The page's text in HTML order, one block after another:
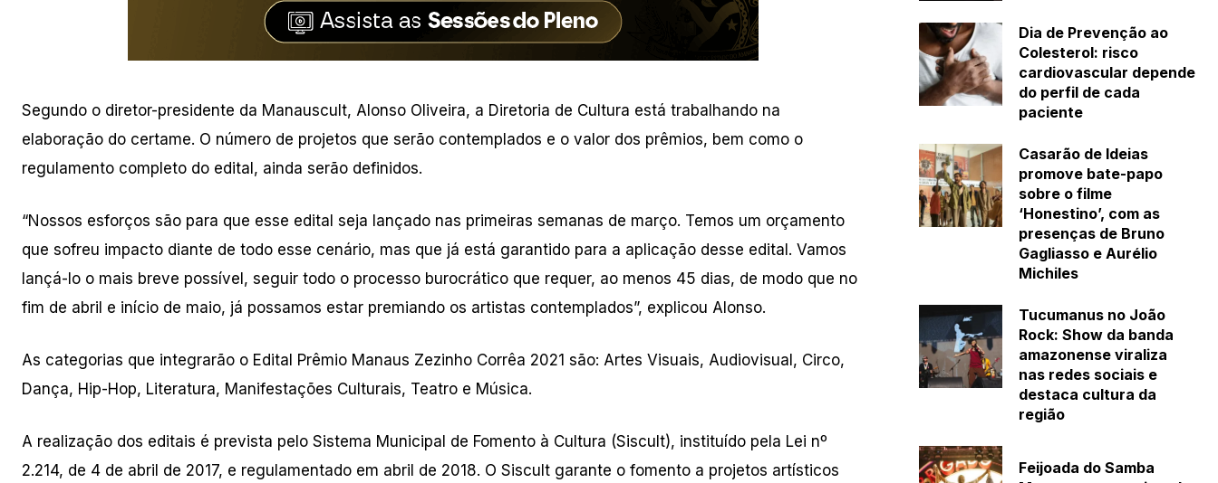
Segundo o diretor-presidente da Manauscult, Alonso Oliveira, a Diretoria de Cultura está trabalhando na
elaboração do certame. O número de projetos que serão contemplados e o valor dos prêmios, bem como o
regulamento completo do edital, ainda serão definidos.
“Nossos esforços são para que esse edital seja lançado nas primeiras semanas de março. Temos um orçamento
que sofreu impacto diante de todo esse cenário, mas que já está garantido para a aplicação desse edital. Vamos
lançá-lo o mais breve possível, seguir todo o processo burocrático que requer, ao menos 45 dias, de modo que no
fim de abril e início de maio, já possamos estar premiando os artistas contemplados”, explicou Alonso.
As categorias que integrarão o Edital Prêmio Manaus Zezinho Corrêa 2021 são: Artes Visuais, Audiovisual, Circo,
Dança, Hip-Hop, Literatura, Manifestações Culturais, Teatro e Música.
A realização dos editais é prevista pelo Sistema Municipal de Fomento à Cultura (Siscult), instituído pela Lei nº
2.214, de 4 de abril de 2017, e regulamentado em abril de 2018. O Siscult garante o fomento a projetos artísticos
Dia de Prevenção ao
Colesterol: risco
cardiovascular depende
do perfil de cada
paciente
Casarão de Ideias
promove bate-papo
sobre o filme
‘Honestino’, com as
presenças de Bruno
Gagliasso e Aurélio
Michiles
Tucumanus no João
Rock: Show da banda
amazonense viraliza
nas redes sociais e
destaca cultura da
região
Feijoada do Samba